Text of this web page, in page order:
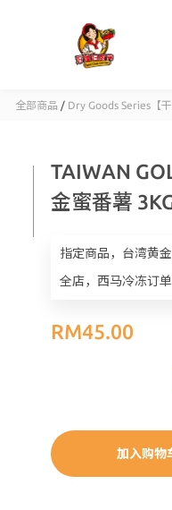
全部商品 / Dry Goods Series【干
TAIWAN
金蜜番薯
指定商品，台湾黄
全店，西马冷冻订
RM45.00
加入购物